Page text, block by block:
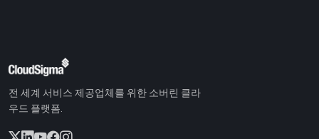
전 세계 서비스 제공업체를 위한 소버린 클라
우드 플랫폼.